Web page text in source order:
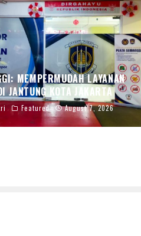
MEMPERMUDAH LAYANAN
JANTUNG KOTA JAKARTA
Featured August 7, 2026